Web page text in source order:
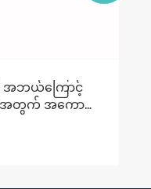
ည် အဘယ်ကြောင့်
အတွက် အကောင်း